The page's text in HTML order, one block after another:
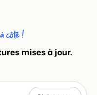
côté !
mises à jour.